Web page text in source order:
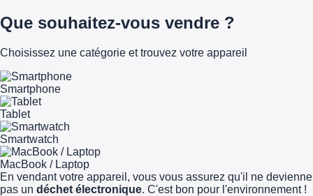
Que souhaitez-vous vendre ?
Choisissez une catégorie et trouvez votre appareil
Smartphone
Tablet
Smartwatch
MacBook / Laptop
En vendant votre appareil, vous vous assurez qu'il ne devienne
pas un déchet électronique. C'est bon pour l'environnement !